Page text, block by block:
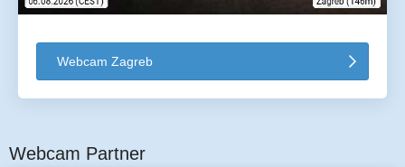
Webcam Zagreb
Webcam Partner